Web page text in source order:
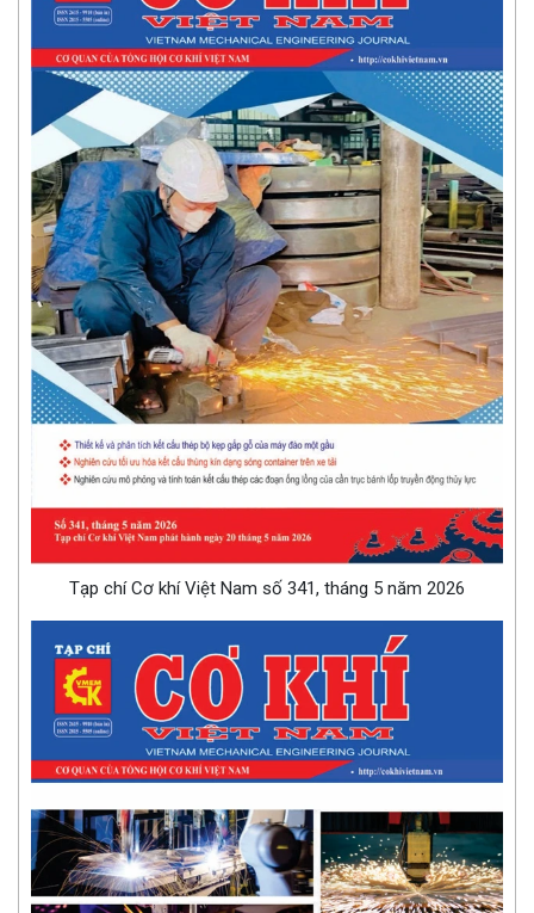
Tạp chí Cơ khí Việt Nam số 341, tháng 5 năm 2026